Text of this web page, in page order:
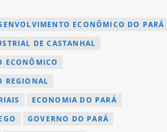
ECONÔMICO DO PARÁ
DE CASTANHAL
ECONÔMICO
REGIONAL
ECONOMIA DO PARÁ
GOVERNO DO PARÁ